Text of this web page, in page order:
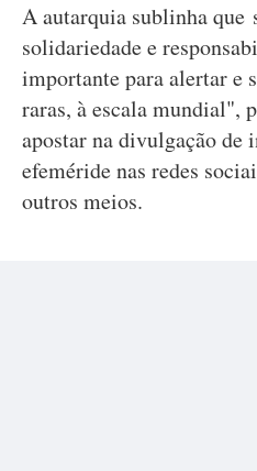
A autarquia sublinha que
solidariedade e
importante para alertar e
raras, à escala mundial",
apostar na divulgação de
efeméride nas redes
outros meios.